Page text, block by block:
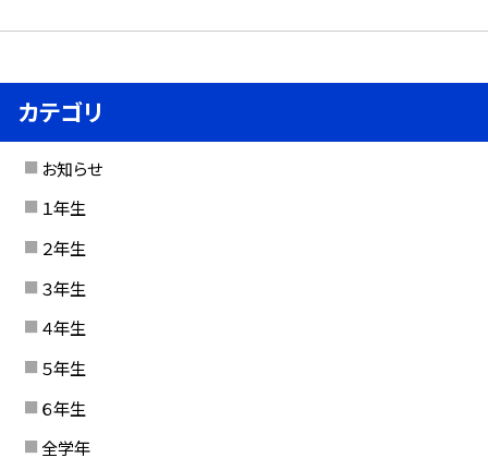
カテゴリ
お知らせ
１年生
２年生
３年生
４年生
５年生
６年生
全学年